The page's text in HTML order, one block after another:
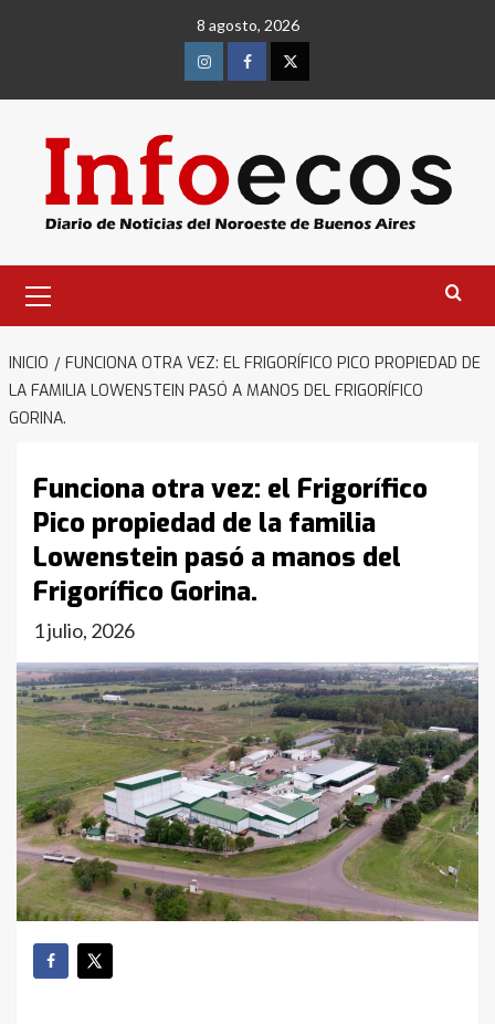
8 agosto, 2026
InstagramFacebookTwitter
primario
INICIO
FUNCIONA OTRA VEZ: EL FRIGORÍFICO PICO PROPIEDAD DE
LA FAMILIA LOWENSTEIN PASÓ A MANOS DEL FRIGORÍFICO
GORINA.
Funciona otra vez: el Frigorífico
Pico propiedad de la familia
Lowenstein pasó a manos del
Frigorífico Gorina.
1 julio, 2026